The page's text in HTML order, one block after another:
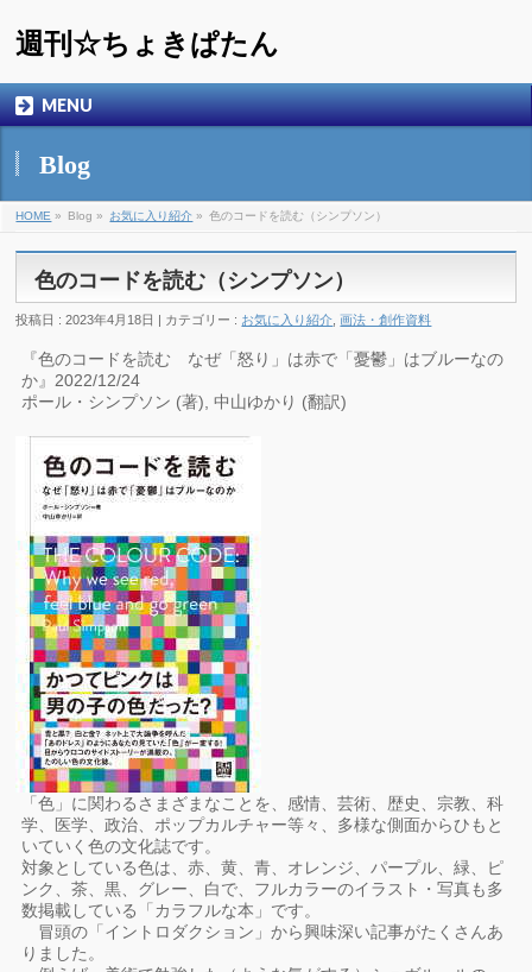
週刊☆ちょきぱたん
MENU
Blog
HOME » Blog » お気に入り紹介 » 色のコードを読む（シンプソン）
色のコードを読む（シンプソン）
投稿日 : 2023年4月18日 | カテゴリー : お気に入り紹介 ,画法・創作資料
『色のコードを読む なぜ「怒り」は赤で「憂鬱」はブルーなの
か』2022/12/24
ポール・シンプソン (著), 中山ゆかり (翻訳)
「色」に関わるさまざまなことを、感情、芸術、歴史、宗教、科
学、医学、政治、ポップカルチャー等々、多様な側面からひもと
いていく色の文化誌です。
対象としている色は、赤、黄、青、オレンジ、パープル、緑、ピ
ンク、茶、黒、グレー、白で、フルカラーのイラスト・写真も多
数掲載している「カラフルな本」です。
冒頭の「イントロダクション」から興味深い記事がたくさんあ
りました。